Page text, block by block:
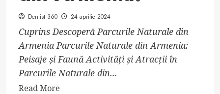
Dentist 360 24 aprilie 2024
Cuprins Descoperă Parcurile Naturale din
Armenia Parcurile Naturale din Armenia:
Peisaje și Faună Activități și Atracții în
Parcurile Naturale din...
Read MoreRead